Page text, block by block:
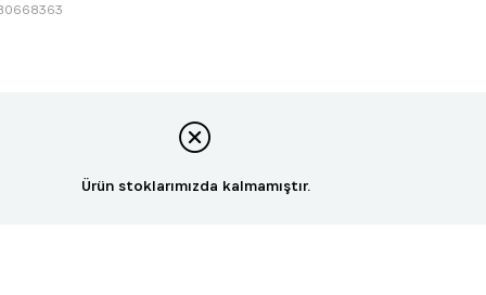
Ürün stoklarımızda kalmamıştır.